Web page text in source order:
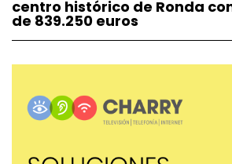
centro histórico de Ronda
de 839.250 euros